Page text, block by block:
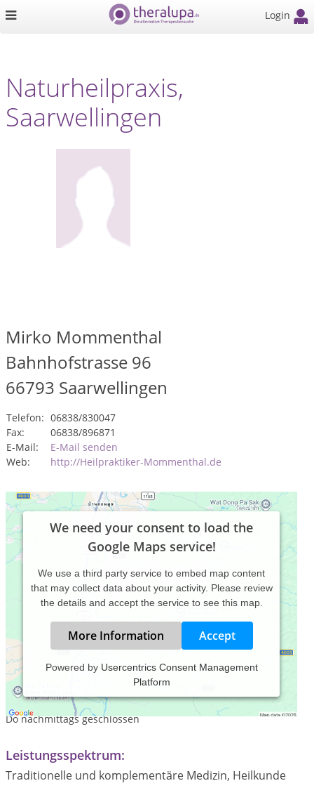
Login
Naturheilpraxis,
Saarwellingen
Mirko Mommenthal
Bahnhofstrasse 96
66793 Saarwellingen
Telefon: 06838/830047
Fax:
06838/896871
E-Mail:
E-Mail senden
Web:
http://Heilpraktiker-Mommenthal.de
We need your consent to load the
Google Maps service!
We use a third party service to embed map content
that may collect data about your activity. Please review
the details and accept the service to see this map.
More Information Accept
Powered by Usercentrics Consent Management
Platform
Praxiszeiten:
Mo - Fr 09:00 - 12:00 Uhr und 15:00 - 19:00
Do nachmittags geschlossen
Leistungsspektrum:
Traditionelle und komplementäre Medizin, Heilkunde